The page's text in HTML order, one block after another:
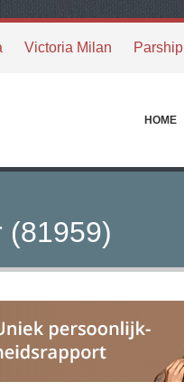
Victoria Milan Parship
HOME
(81959)